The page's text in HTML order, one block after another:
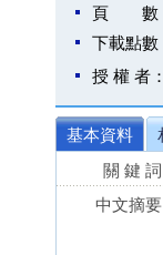
頁 數
下載點數
授 權 者：
基本資料
關 鍵 詞
中文摘要